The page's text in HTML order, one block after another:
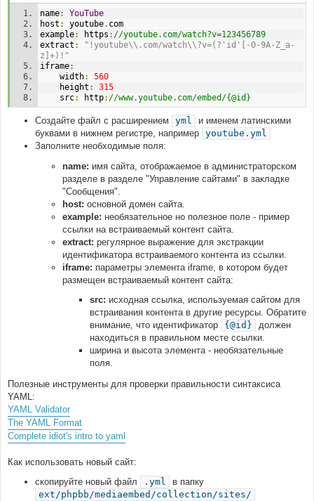
name:
YouTube
host : youtube. com
example: https : //youtube.com/watch?v=123456789
extract :
"!youtube\\.com/watch\\?v=(?'id'[-0-9A-Z_a-
z]+)!"
iframe:
    width
:
560
    height
:
315
    src
: http: //www.youtube.com/embed/{@id}
Создайте файл с расширением yml
и именем латинскими
буквами в нижнем регистре, например youtube.yml
Заполните необходимые поля:
name: имя сайта, отображаемое в администраторском
разделе в разделе "Управление сайтами" в закладке
"Сообщения".
host: основной домен сайта.
example: необязательное но полезное поле - пример
ссылки на встраиваемый контент сайта.
extract: регулярное выражение для экстракции
идентификатора встраиваемого контента из ссылки.
iframe: параметры элемента iframe, в котором будет
размещен встраиваемый контент сайта:
src: исходная ссылка, используемая сайтом для
встраивания контента в другие ресурсы. Обратите
внимание, что идентификатор
{@id}
должен
находиться в правильном месте ссылки.
ширина и высота элемента - необязательные
поля.
Полезные инструменты для проверки правильности синтаксиса
YAML:
YAML Validator
The YAML Format
Complete idiot's intro to yaml
Как использовать новый сайт:
скопируйте новый файл
.yml
в папку
ext/phpbb/mediaembed/collection/sites/